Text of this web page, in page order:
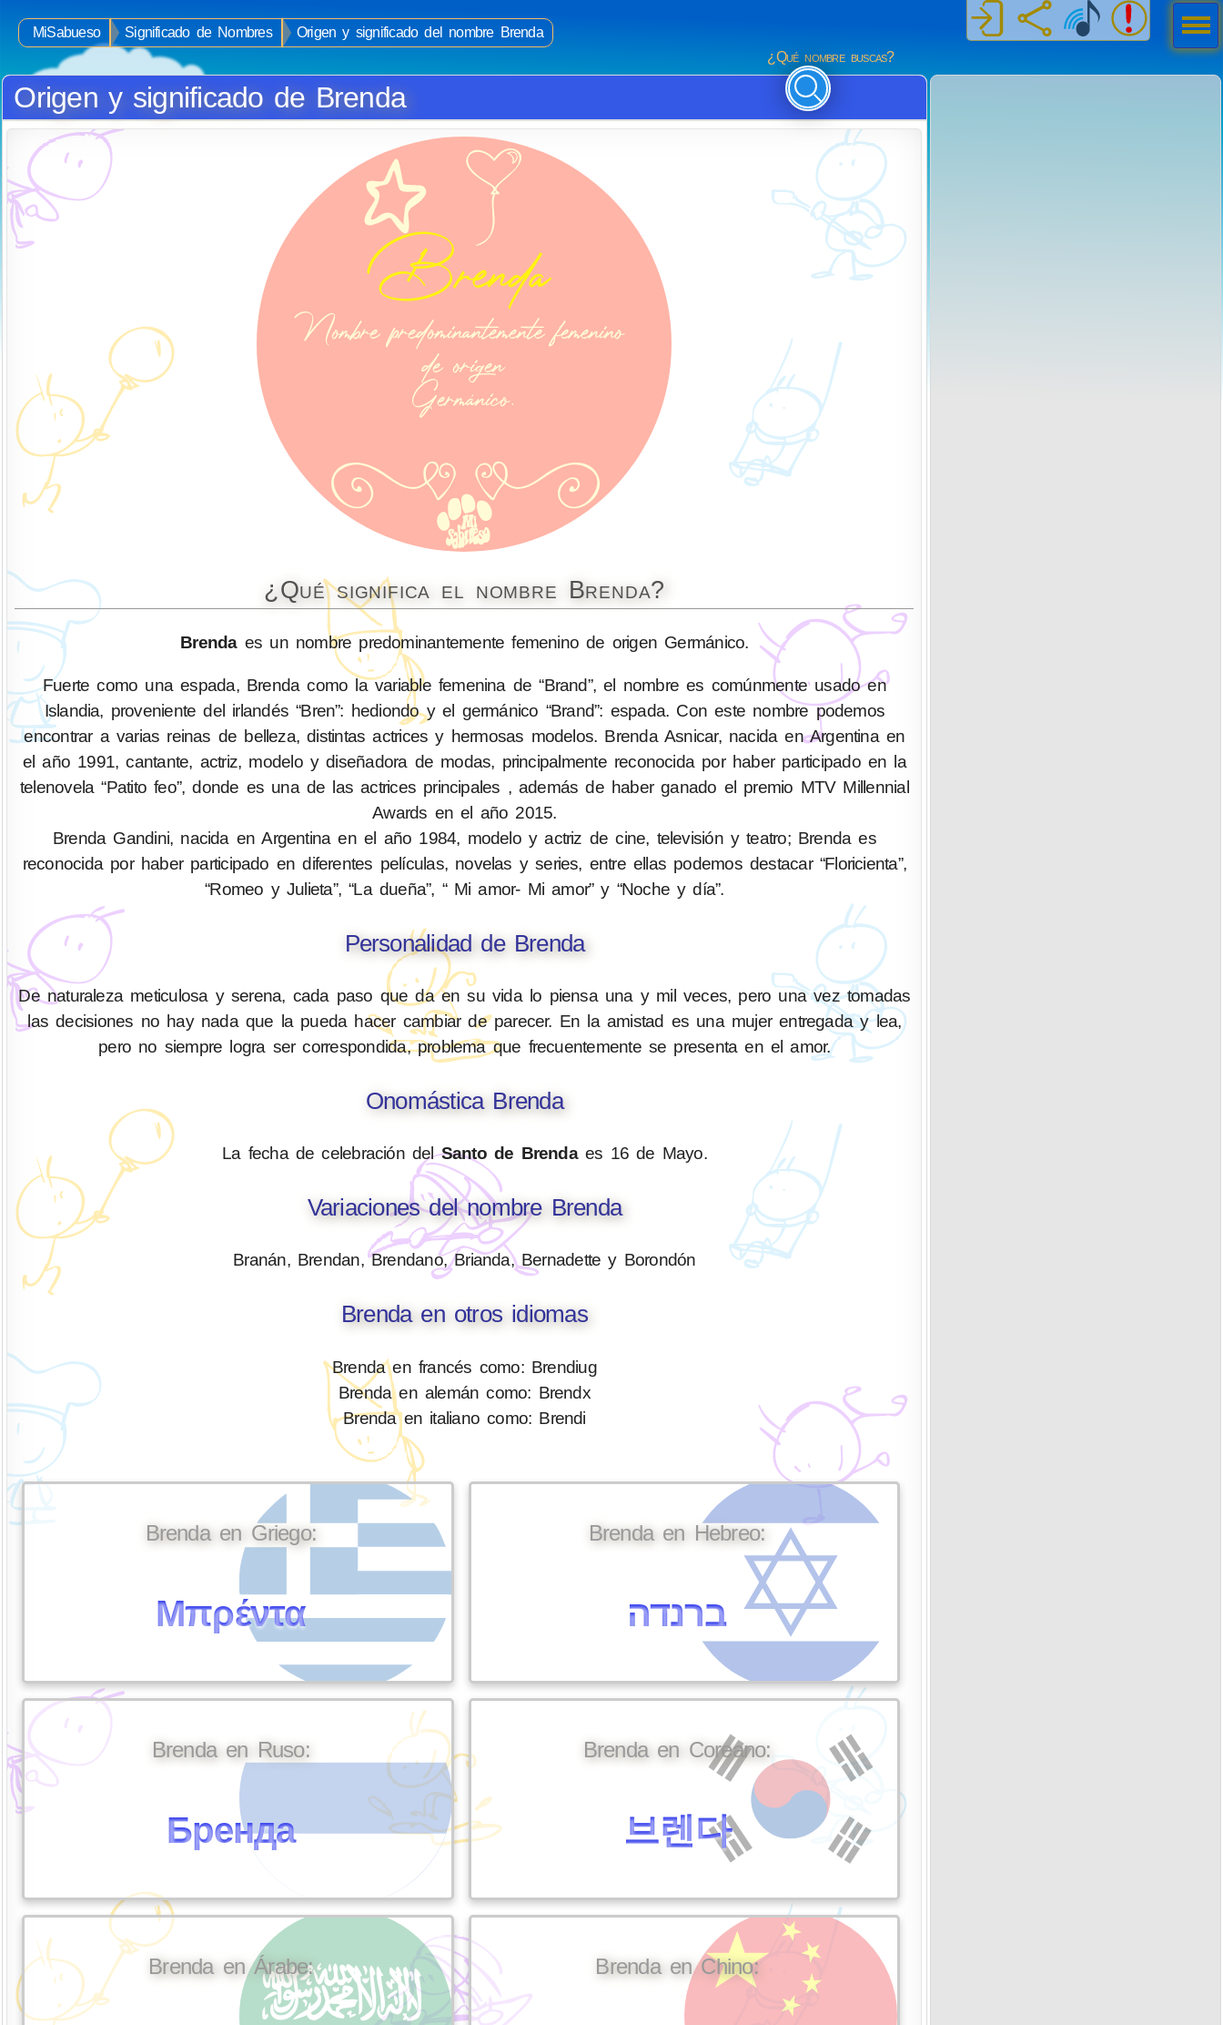
MiSabueso Significado de Nombres
Origen y significado del nombre Brenda
¿Qué nombre buscas?
Origen y significado de Brenda
¿Qué significa el nombre Brenda?
Brendaes un nombre predominantemente femenino de origen Germánico.
Fuerte como una espada, Brenda como la variable femenina de “Brand”, el nombre es comúnmente usado en
Islandia, proveniente del irlandés “Bren”: hediondo y el germánico “Brand”: espada. Con este nombre podemos
encontrar a varias reinas de belleza, distintas actrices y hermosas modelos. Brenda Asnicar, nacida en Argentina en
el año 1991, cantante, actriz, modelo y diseñadora de modas, principalmente reconocida por haber participado en la
telenovela “Patito feo”, donde es una de las actrices principales , además de haber ganado el premio MTV Millennial
Awards en el año 2015.
Brenda Gandini, nacida en Argentina en el año 1984, modelo y actriz de cine, televisión y teatro; Brenda es
reconocida por haber participado en diferentes películas, novelas y series, entre ellas podemos destacar “Floricienta”,
“Romeo y Julieta”, “La dueña”, “ Mi amor- Mi amor” y “Noche y día”.
Personalidad de Brenda
De naturaleza meticulosa y serena, cada paso que da en su vida lo piensa una y mil veces, pero una vez tomadas
las decisiones no hay nada que la pueda hacer cambiar de parecer. En la amistad es una mujer entregada y lea,
pero no siempre logra ser correspondida, problema que frecuentemente se presenta en el amor.
Onomástica Brenda
La fecha de celebración delSanto de Brendaes 16 de Mayo.
Variaciones del nombre Brenda
Branán, Brendan, Brendano, Brianda, Bernadette y Borondón
Brenda en otros idiomas
Brenda en francés como: Brendiug
Brenda en alemán como: Brendx
Brenda en italiano como: Brendi
Brenda en Griego:
Μπρέντα
Brenda en Hebreo:
ברנדה
Brenda en Ruso:
Бренда
Brenda en Coreano:
브렌다
Brenda en Árabe: Brenda en Chino:
Men
ú